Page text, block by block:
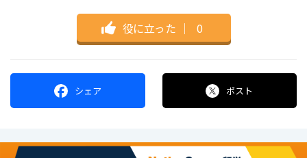
役に立った ｜ 0
シェア ポスト